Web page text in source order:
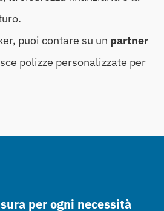
puoi contare su un partner
polizze personalizzate per
per ogni necessità